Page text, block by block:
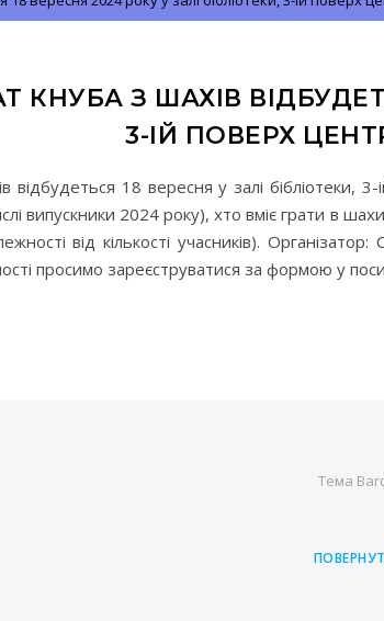
КНУБА З ШАХІВ
3-ІЙ ПОВЕРХ
18 вересня у залі бібліотеки,
випускники 2024 року), хто вміє грати в
від кількості учасників).
просимо зареєструватися за формою у
Тема